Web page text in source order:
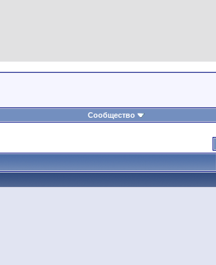
Сообщество